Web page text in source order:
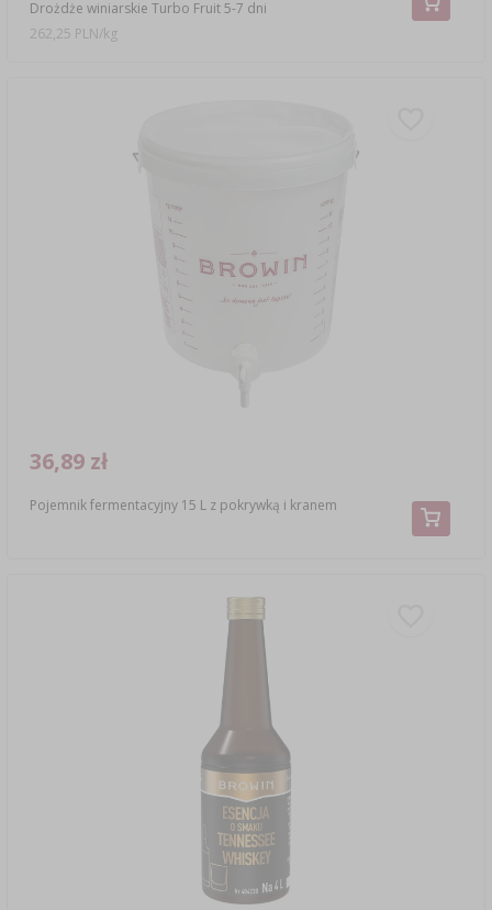
Drożdże winiarskie Turbo Fruit 5-7 dni
262,25 PLN/kg
Pojemnik fermentacyjny 15 L z pokrywką i kranem
36,89 zł